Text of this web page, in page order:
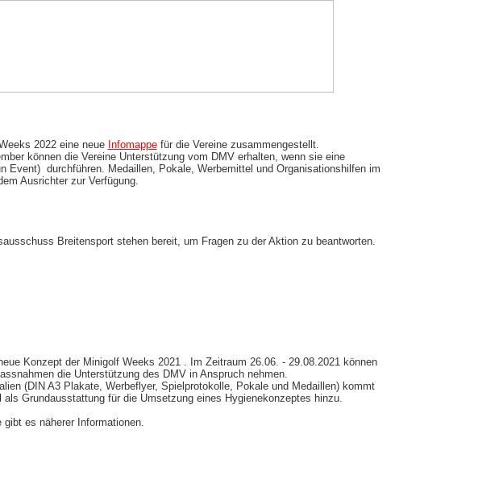
2022 eine neue Infomappefür die Vereine zusammengestellt.
können die Vereine Unterstützung vom DMV erhalten, wenn sie eine
Event) durchführen. Medaillen, Pokale, Werbemittel und Organisationshilfen im
Ausrichter zur Verfügung.
Breitensport stehen bereit, um Fragen zu der Aktion zu beantworten.
Konzept der Minigolf Weeks 2021 . Im Zeitraum 26.06. - 29.08.2021 können
die Unterstützung des DMV in Anspruch nehmen.
(DIN A3 Plakate, Werbeflyer, Spielprotokolle, Pokale und Medaillen) kommt
Grundausstattung für die Umsetzung eines Hygienekonzeptes hinzu.
es näherer Informationen.